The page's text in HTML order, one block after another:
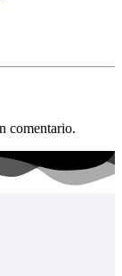
comentario.